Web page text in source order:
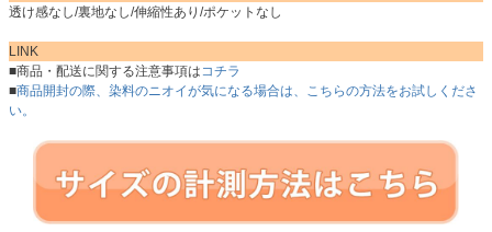
透け感なし/裏地なし/伸縮性あり/ポケットなし
LINK
■商品・配送に関する注意事項は コチラ
■商品開封の際、染料のニオイが気になる場合は、こちらの方法をお試しくださ
い。